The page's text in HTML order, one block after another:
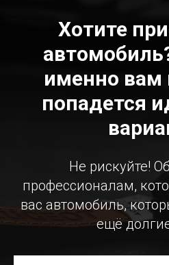
Хотите
именно вам
попадется
Не рискуйте!
профессионалам,
вас автомобиль,
ещё